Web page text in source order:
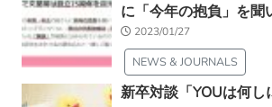
に「今年の抱負」を聞
2023/01/27
NEWS & JOURNALS
新卒対談「YOUは何